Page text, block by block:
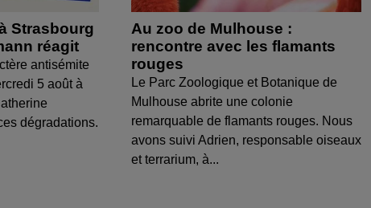
Strasbourg
réagit
antisémite
5 août à
dégradations.
Au zoo de Mulhouse :
rencontre avec les flamants
rouges
Le Parc Zoologique et Botanique de
Mulhouse abrite une colonie
remarquable de flamants rouges. Nous
avons suivi Adrien, responsable oiseaux
et terrarium, à...